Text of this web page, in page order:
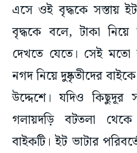
এসে ওই বৃদ্ধকে সস্তায়
বৃদ্ধকে বলে, টাকা
দেখতে যেতে। সেই মতো
নগদ নিয়ে দুষ্কৃতীদের
উদ্দেশে। যদিও কিছুদূর
গলায়দড়ি বটতলা থেকে
বাইকটি। ইট ভাটার